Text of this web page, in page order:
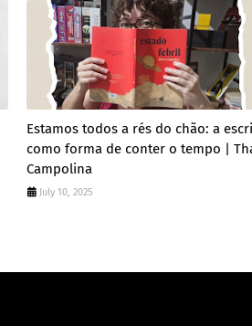
Estamos todos a rés do chão: a
como forma de conter o tempo |
Campolina
July 10, 2025